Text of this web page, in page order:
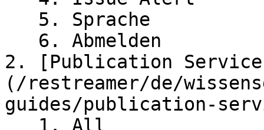
2. [Publication
(/restreamer/de/
guides/publication-